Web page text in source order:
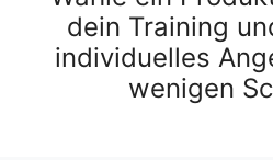
dein Training
individuelles
wenigen